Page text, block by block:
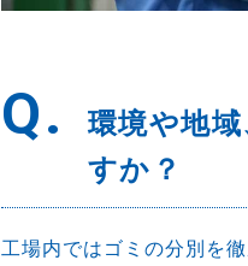
Q.
環境や地
すか？
工場内ではゴミの分別を